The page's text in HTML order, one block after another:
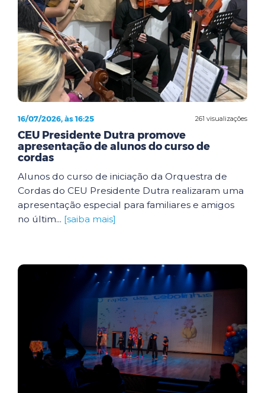
261 visualizações
16/07/2026, às 16:25
CEU Presidente Dutra promove
apresentação de alunos do curso de
cordas
Alunos do curso de iniciação da Orquestra de
Cordas do CEU Presidente Dutra realizaram uma
apresentação especial para familiares e amigos
no últim... [saiba mais]